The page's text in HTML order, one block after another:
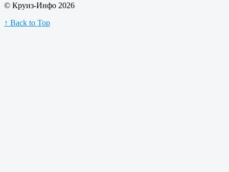
© Круиз-Инфо 2026
↑ Back to Top